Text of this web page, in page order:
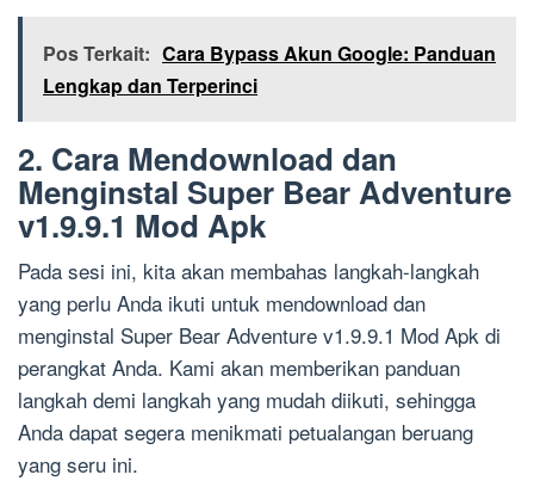
Pos Terkait: Cara Bypass Akun Google: Panduan
Lengkap dan Terperinci
2. Cara Mendownload dan
Menginstal Super Bear Adventure
v1.9.9.1 Mod Apk
Pada sesi ini, kita akan membahas langkah-langkah
yang perlu Anda ikuti untuk mendownload dan
menginstal Super Bear Adventure v1.9.9.1 Mod Apk di
perangkat Anda. Kami akan memberikan panduan
langkah demi langkah yang mudah diikuti, sehingga
Anda dapat segera menikmati petualangan beruang
yang seru ini.